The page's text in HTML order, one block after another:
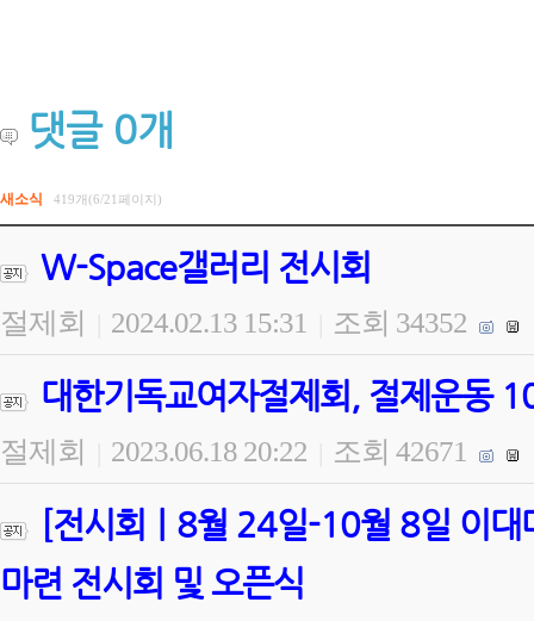
댓글 0개
새소식 419개(6/21페이지)
W-Space갤러리 전시회
절제회 2024.02.13 15:31 조회 34352
대한기독교여자절제회, 절제운동
절제회 2023.06.18 20:22 조회 42671
[전시회ㅣ8월 24일-10월 8일 이
마련 전시회 및 오픈식